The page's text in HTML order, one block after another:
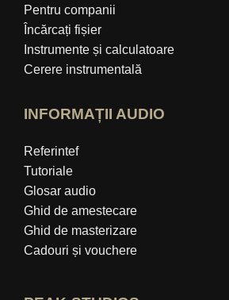
Pentru companii
Încărcați fișier
Instrumente și calculatoare
Cerere instrumentală
INFORMAȚII AUDIO
Referintef
Tutoriale
Glosar audio
Ghid de amestecare
Ghid de masterizare
Cadouri și vouchere